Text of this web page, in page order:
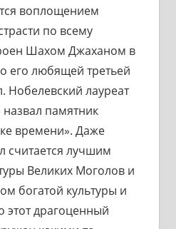
воплощением
по всему
Шахом Джаханом в
его любящей третьей
Нобелевский лауреат
памятник
времени». Даже
считается лучшим
Великих Моголов и
богатой культуры и
этот драгоценный